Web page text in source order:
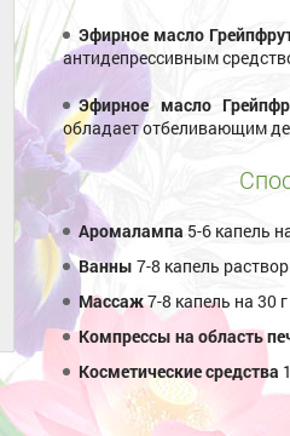
Эфирное масло
антидепрессивным
Эфирное масло
обладает отбеливающим
Аромалампа 5-6 капель
Ванны 7-8 капель
Массаж7-8 капель на 30
Компрессы на область
Косметические средства